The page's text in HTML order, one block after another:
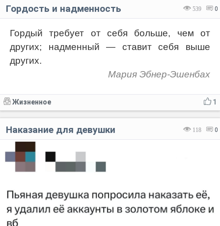
539 0
Гордость и надменность
Гордый требует от себя больше, чем от
других; надменный — ставит себя выше
других.
Мария Эбнер-Эшенбах
1
Жизненное
118 0
Наказание для девушки